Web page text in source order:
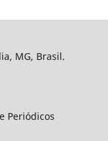
MG, Brasil.
Periódicos